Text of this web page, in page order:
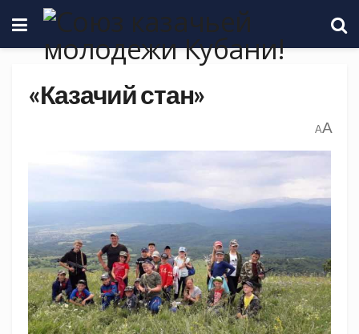
«Казачий стан»
AA